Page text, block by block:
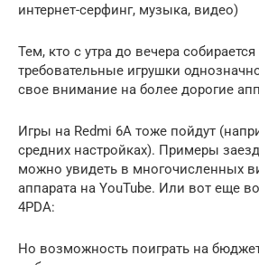
интернет-серфинг, музыка, видео)
Тем, кто с утра до вечера
требовательные игрушки
свое внимание на более дорогие
Игры на Redmi 6A тоже пойдут
средних настройках). Примеры
можно увидеть в многочисленных
аппарата на YouTube. Или вот еще
4PDA:
Но возможность поиграть на